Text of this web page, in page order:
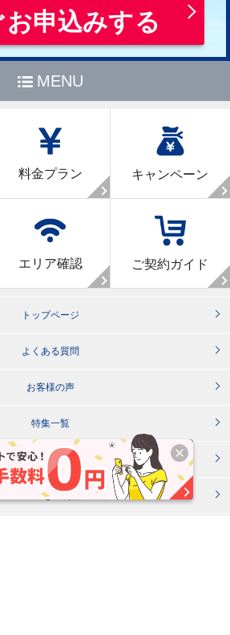
お申込みする
MENU
料金プラン キャンペーン
エリア確認 ご契約ガイド
トップページ
よくある質問
お客様の声
特集一覧
法人様専用ページ
WiMAXをご利用中の方へ